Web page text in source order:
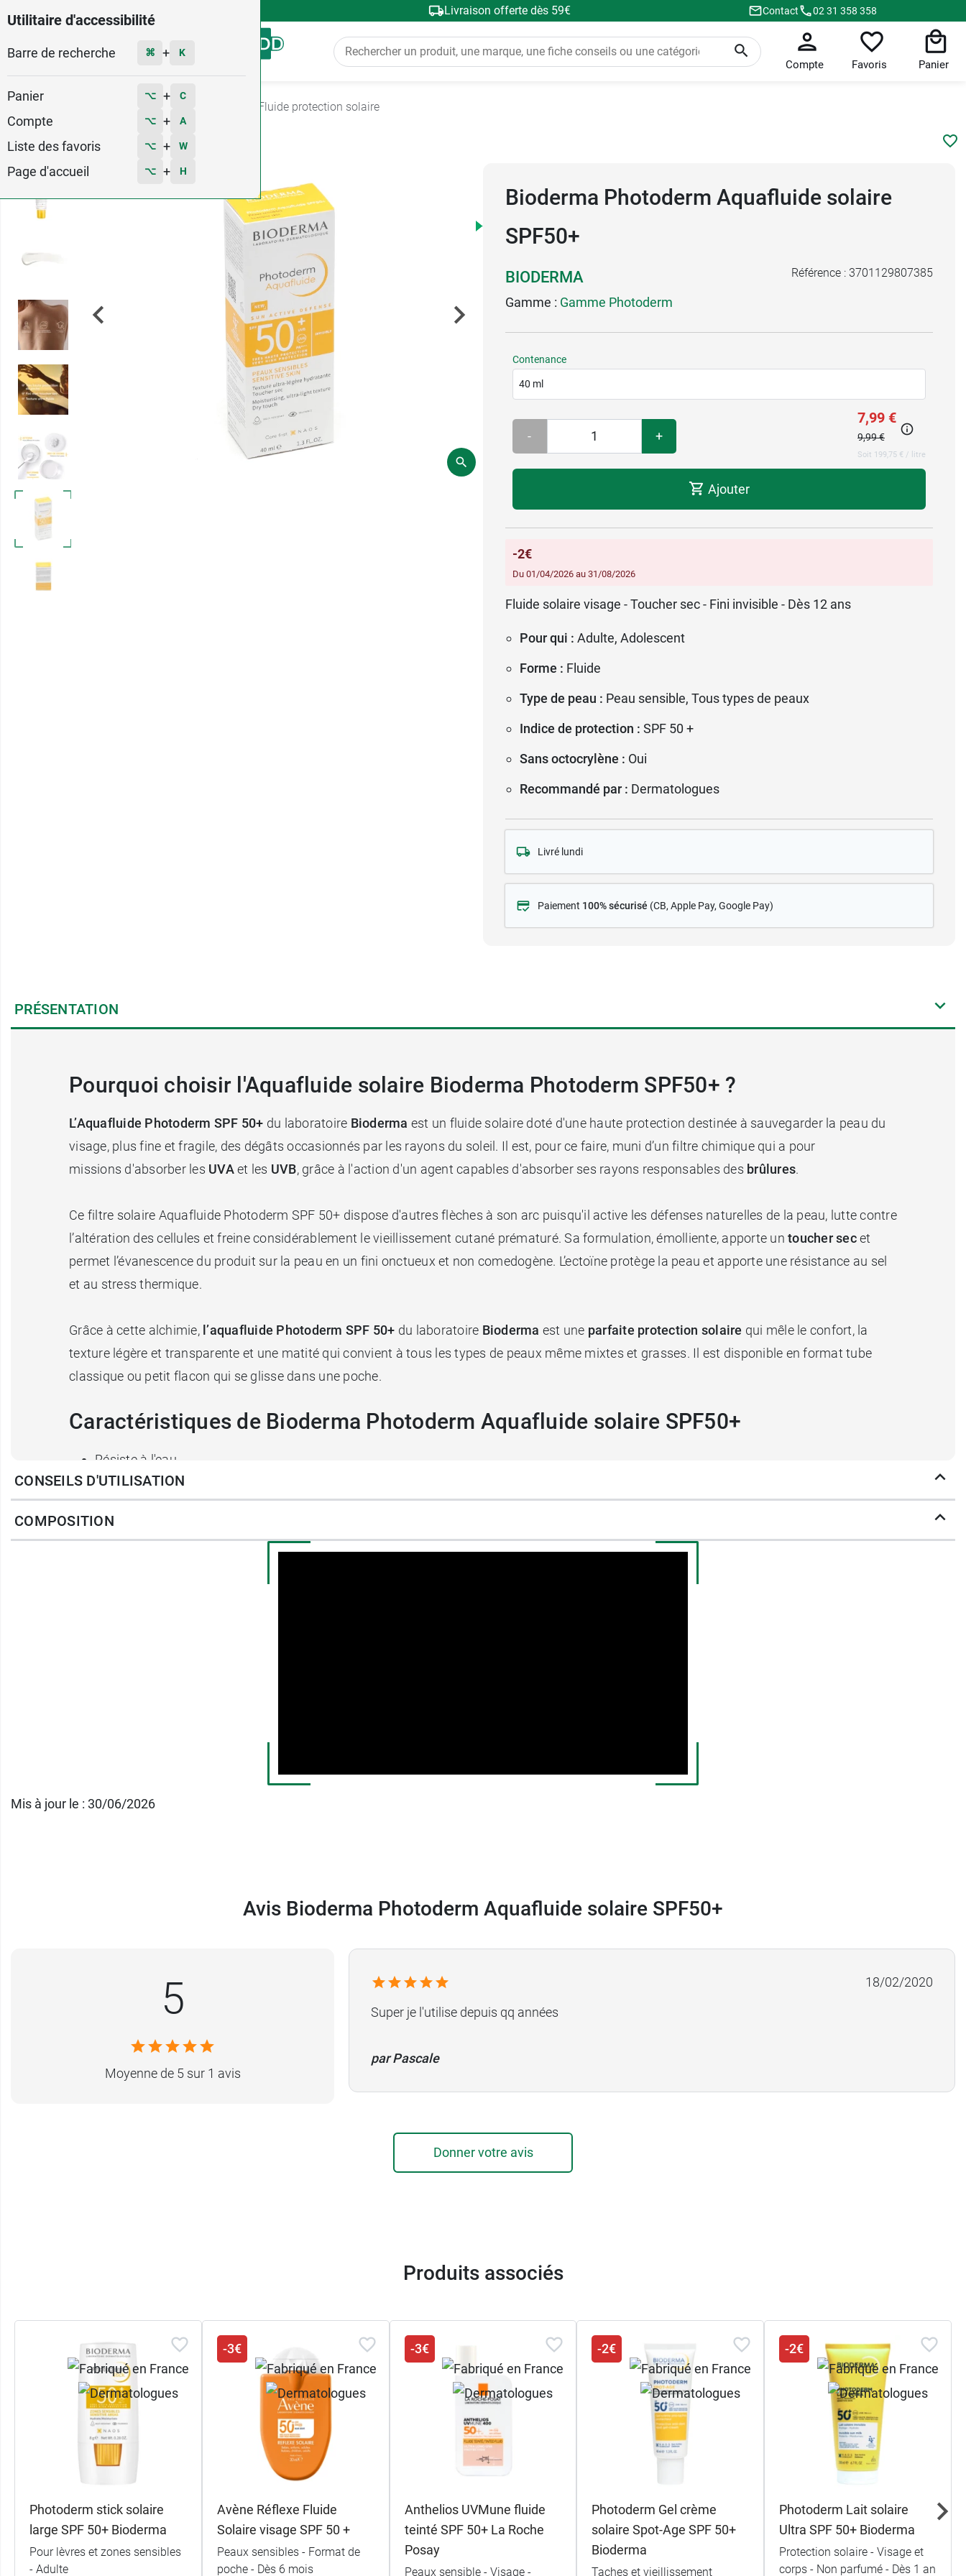
Utilitaire d'accessibilité
Barre de recherche ⌘ + K
Panier ⌥ + C
Compte ⌥ + A
Liste des favoris ⌥ + W
Page d'accueil ⌥ + H
Livraison offerte dès 59€ Contact 02 31 358 358
Menu
Compte Favoris Panier
Fluide protection solaire
1
Bioderma Photoderm Aquafluide solaire
SPF50+
BIODERMA
Gamme : Gamme Photoderm
Référence : 3701129807385
Contenance
40 ml
- +
7,99 €
9,99 €
Soit 199,75 € / litre
Ajouter
-2€
Du 01/04/2026 au 31/08/2026
Fluide solaire visage - Toucher sec - Fini invisible - Dès 12 ans
Pour qui : Adulte, Adolescent
Forme : Fluide
Type de peau : Peau sensible, Tous types de peaux
Indice de protection : SPF 50 +
Sans octocrylène : Oui
Recommandé par : Dermatologues
Livré lundi
Paiement 100% sécurisé (CB, Apple Pay, Google Pay)
PRÉSENTATION
Pourquoi choisir l'Aquafluide solaire Bioderma Photoderm SPF50+ ?
L’Aquafluide Photoderm SPF 50+ du laboratoire Bioderma est un fluide solaire doté d'une haute protection destinée à sauvegarder la peau du
visage, plus fine et fragile, des dégâts occasionnés par les rayons du soleil. Il est, pour ce faire, muni d’un filtre chimique qui a pour
missions d'absorber les UVAet les UVB, grâce à l'action d'un agent capables d'absorber ses rayons responsables des brûlures.
Ce filtre solaire Aquafluide Photoderm SPF 50+ dispose d'autres flèches à son arc puisqu'il active les défenses naturelles de la peau, lutte contre
l’altération des cellules et freine considérablement le vieillissement cutané prématuré. Sa formulation, émolliente, apporte un toucher secet
permet l’évanescence du produit sur la peau en un fini onctueux et non comedogène. L’ectoïne protège la peau et apporte une résistance au sel
et au stress thermique.
Grâce à cette alchimie, l’aquafluide Photoderm SPF 50+ du laboratoire Bioderma est une parfaite protection solaire qui mêle le confort, la
texture légère et transparente et une matité qui convient à tous les types de peaux même mixtes et grasses. Il est disponible en format tube
classique ou petit flacon qui se glisse dans une poche.
Caractéristiques de Bioderma Photoderm Aquafluide solaire SPF50+
Résiste à l'eau.
Non gras
Non parfumé
Tolérance oculaire
Convient à tout type de peau même mixte à grasse.
CONSEILS D'UTILISATION
COMPOSITION
Mis à jour le : 30/06/2026
Avis Bioderma Photoderm Aquafluide solaire SPF50+
5
Moyenne de 5 sur 1 avis
18/02/2020
Super je l'utilise depuis qq années
par Pascale
Donner votre avis
Produits associés
Photoderm stick solaire
large SPF 50+ Bioderma
Pour lèvres et zones sensibles
- Adulte
-3€
Avène Réflexe Fluide
Solaire visage SPF 50 +
Peaux sensibles - Format de
poche - Dès 6 mois
-3€
Anthelios UVMune fluide
teinté SPF 50+ La Roche
Posay
Peaux sensible - Visage -
-2€
Photoderm Gel crème
solaire Spot-Age SPF 50+
Bioderma
Taches et vieillissement
-2€
Photoderm Lait solaire
Ultra SPF 50+ Bioderma
Protection solaire - Visage et
corps - Non parfumé - Dès 1 an